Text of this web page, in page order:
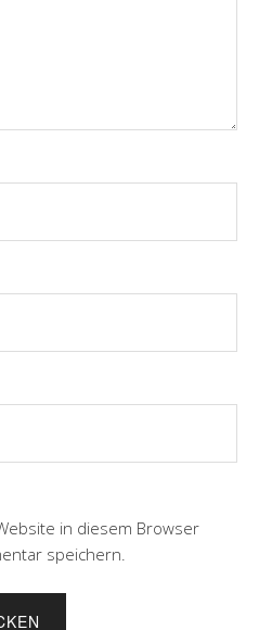
in diesem Browser
speichern.